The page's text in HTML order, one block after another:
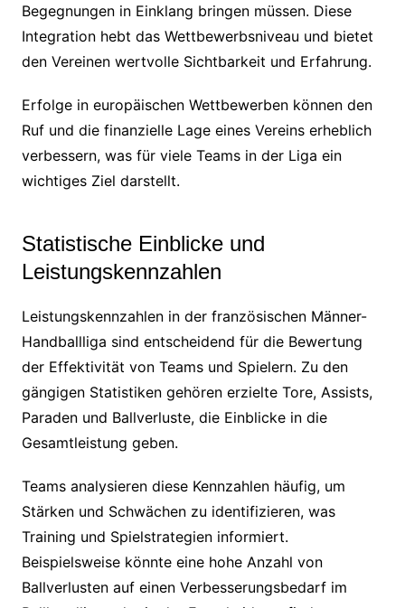
Begegnungen in Einklang bringen müssen. Diese
Integration hebt das Wettbewerbsniveau und bietet
den Vereinen wertvolle Sichtbarkeit und Erfahrung.
Erfolge in europäischen Wettbewerben können den
Ruf und die finanzielle Lage eines Vereins erheblich
verbessern, was für viele Teams in der Liga ein
wichtiges Ziel darstellt.
Statistische Einblicke und
Leistungskennzahlen
Leistungskennzahlen in der französischen Männer-
Handballliga sind entscheidend für die Bewertung
der Effektivität von Teams und Spielern. Zu den
gängigen Statistiken gehören erzielte Tore, Assists,
Paraden und Ballverluste, die Einblicke in die
Gesamtleistung geben.
Teams analysieren diese Kennzahlen häufig, um
Stärken und Schwächen zu identifizieren, was
Training und Spielstrategien informiert.
Beispielsweise könnte eine hohe Anzahl von
Ballverlusten auf einen Verbesserungsbedarf im